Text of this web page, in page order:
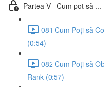
Partea V - Cum pot să ...
081 Cum Poți să
(0:54)
082 Cum Poți să
Rank (0:57)